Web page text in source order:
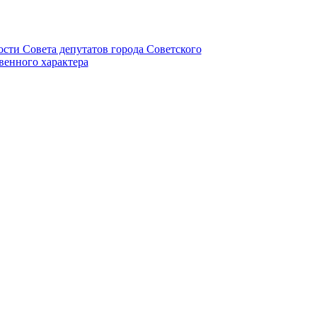
Совета депутатов города Советского
характера